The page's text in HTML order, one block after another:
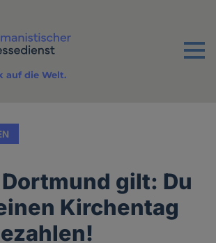
Menu
auf die Welt.
gilt: Du
Kirchentag